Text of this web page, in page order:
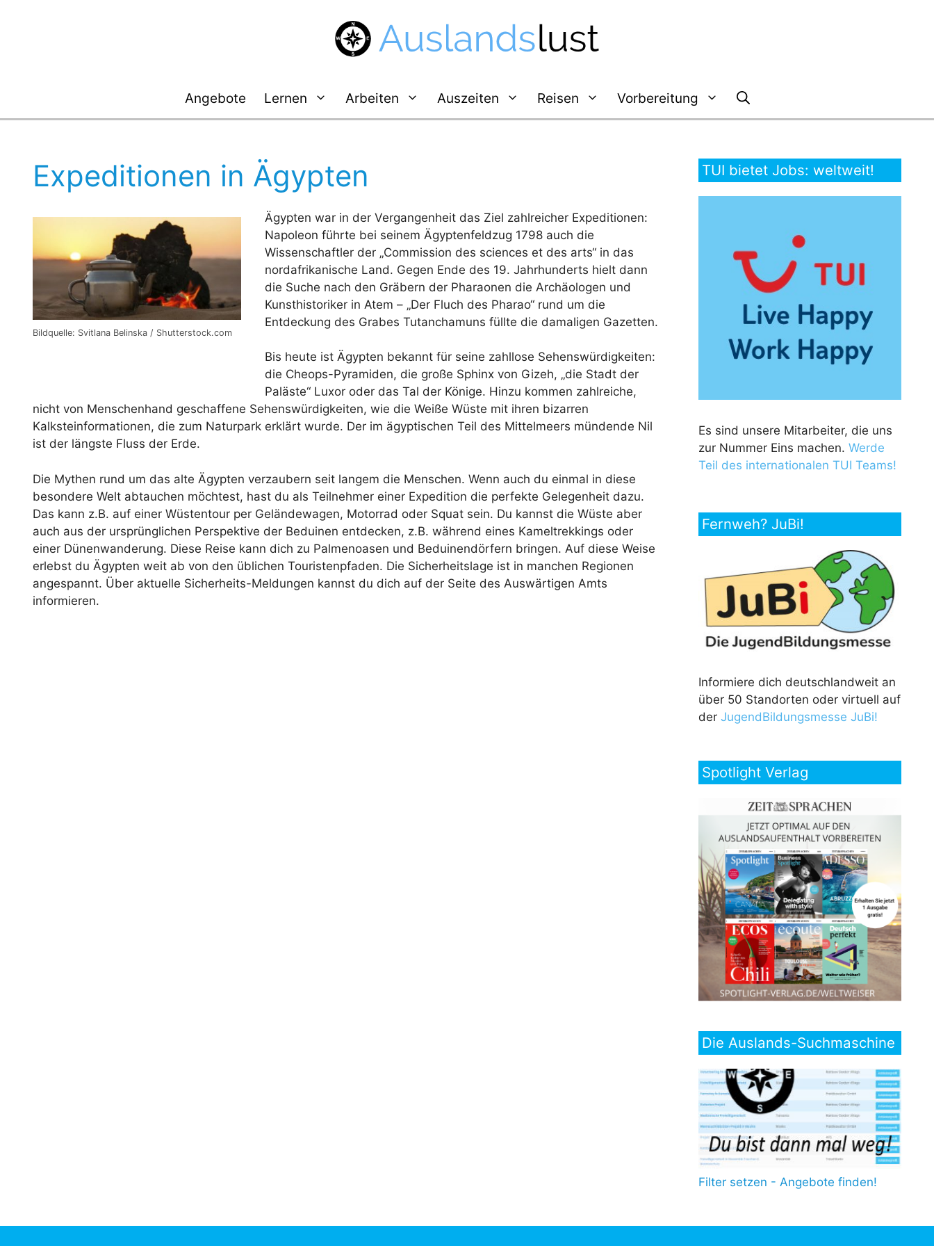
Angebote Lernen Arbeiten Auszeiten Reisen Vorbereitung
Expeditionen in Ägypten
Bildquelle: Svitlana Belinska / Shutterstock.com
Ägypten war in der Vergangenheit das Ziel zahlreicher Expeditionen:
Napoleon führte bei seinem Ägyptenfeldzug 1798 auch die
Wissenschaftler der „Commission des sciences et des arts“ in das
nordafrikanische Land. Gegen Ende des 19. Jahrhunderts hielt dann
die Suche nach den Gräbern der Pharaonen die Archäologen und
Kunsthistoriker in Atem – „Der Fluch des Pharao“ rund um die
Entdeckung des Grabes Tutanchamuns füllte die damaligen Gazetten.
Bis heute ist Ägypten bekannt für seine zahllose Sehenswürdigkeiten:
die Cheops-Pyramiden, die große Sphinx von Gizeh, „die Stadt der
Paläste“ Luxor oder das Tal der Könige. Hinzu kommen zahlreiche,
nicht von Menschenhand geschaffene Sehenswürdigkeiten, wie die Weiße Wüste mit ihren bizarren
Kalksteinformationen, die zum Naturpark erklärt wurde. Der im ägyptischen Teil des Mittelmeers mündende Nil
ist der längste Fluss der Erde.
Die Mythen rund um das alte Ägypten verzaubern seit langem die Menschen. Wenn auch du einmal in diese
besondere Welt abtauchen möchtest, hast du als Teilnehmer einer Expedition die perfekte Gelegenheit dazu.
Das kann z.B. auf einer Wüstentour per Geländewagen, Motorrad oder Squat sein. Du kannst die Wüste aber
auch aus der ursprünglichen Perspektive der Beduinen entdecken, z.B. während eines Kameltrekkings oder
einer Dünenwanderung. Diese Reise kann dich zu Palmenoasen und Beduinendörfern bringen. Auf diese Weise
erlebst du Ägypten weit ab von den üblichen Touristenpfaden. Die Sicherheitslage ist in manchen Regionen
angespannt. Über aktuelle Sicherheits-Meldungen kannst du dich auf der Seite des Auswärtigen Amts
informieren.
TUI bietet Jobs: weltweit!
Es sind unsere Mitarbeiter, die uns
zur Nummer Eins machen. Werde
Teil des internationalen TUI Teams!
Fernweh? JuBi!
Informiere dich deutschlandweit an
über 50 Standorten oder virtuell auf
der JugendBildungsmesse JuBi!
Spotlight Verlag
Die Auslands-Suchmaschine
Filter setzen - Angebote finden!